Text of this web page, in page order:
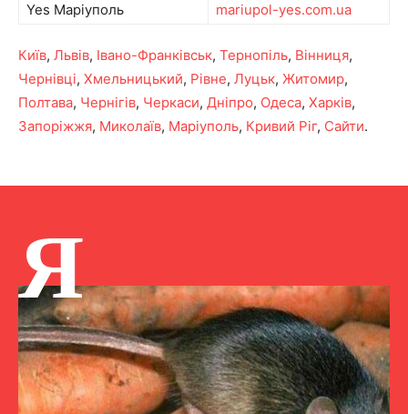
Yes Маріуполь
mariupol-yes.com.ua
Київ, Львів, Івано-Франківськ, Тернопіль, Вінниця,
Чернівці, Хмельницький, Рівне, Луцьк, Житомир,
Полтава, Чернігів, Черкаси, Дніпро, Одеса, Харків,
Запоріжжя, Миколаїв, Маріуполь, Кривий Ріг, Сайти.
Я